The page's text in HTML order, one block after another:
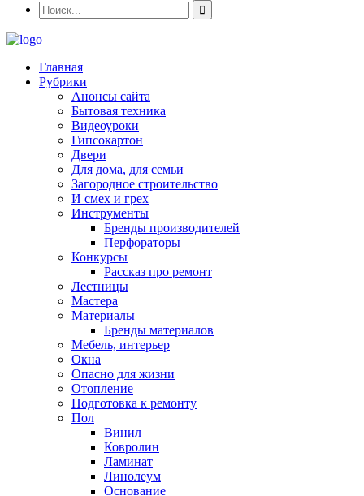
Главная
Рубрики
Анонсы сайта
Бытовая техника
Видеоуроки
Гипсокартон
Двери
Для дома, для семьи
Загородное строительство
И смех и грех
Инструменты
Бренды производителей
Перфораторы
Конкурсы
Рассказ про ремонт
Лестницы
Мастера
Материалы
Бренды материалов
Мебель, интерьер
Окна
Опасно для жизни
Отопление
Подготовка к ремонту
Пол
Винил
Ковролин
Ламинат
Линолеум
Основание